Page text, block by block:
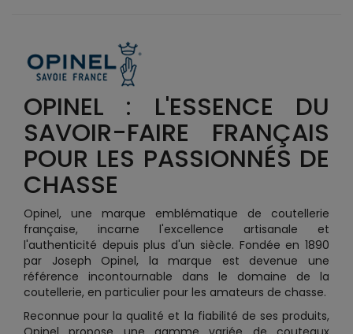
OPINEL : L'ESSENCE DU
SAVOIR-FAIRE FRANÇAIS
POUR LES PASSIONNÉS DE
CHASSE
Opinel, une marque emblématique de coutellerie
française, incarne l'excellence artisanale et
l'authenticité depuis plus d'un siècle. Fondée en 1890
par Joseph Opinel, la marque est devenue une
référence incontournable dans le domaine de la
coutellerie, en particulier pour les amateurs de chasse.
Reconnue pour la qualité et la fiabilité de ses produits,